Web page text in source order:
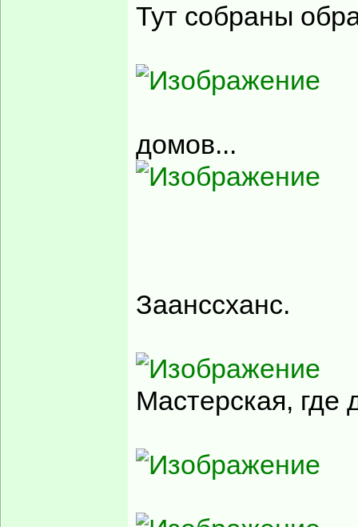
Тут собраны
домов...
Заанссханс.
Мастерская,